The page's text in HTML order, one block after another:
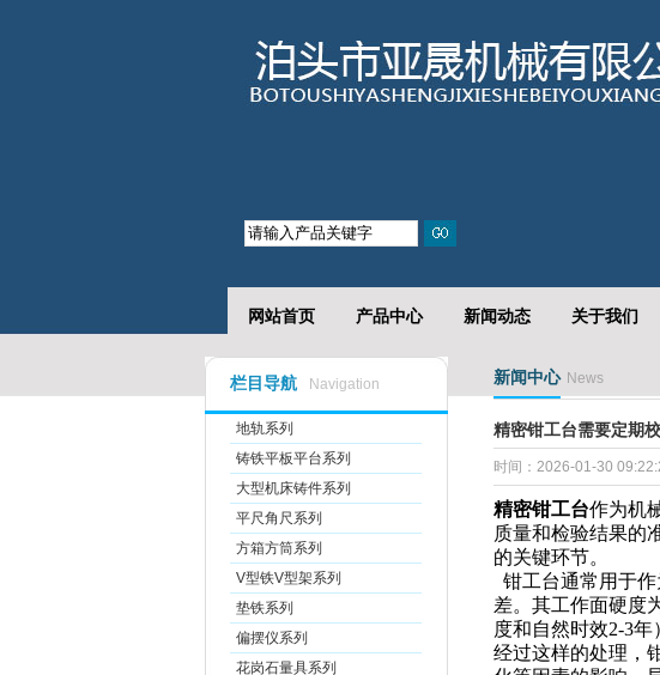
网站首页 产品中心 新闻动态 关于我们
栏目导航 Navigation
地轨系列
铸铁平板平台系列
大型机床铸件系列
平尺角尺系列
方箱方筒系列
V型铁V型架系列
垫铁系列
偏摆仪系列
花岗石量具系列
新闻中心 News
精密钳工台需要定期
时间：2026-01-30
精密钳工台作为机
质量和检验结果的
的关键环节。
钳工台通常用于
差。其工作面硬度
度和自然时效2-3
经过这样的处理，